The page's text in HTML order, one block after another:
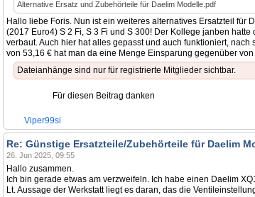
Alternative Ersatz und Zubehörteile für Daelim Modelle.pdf
Hallo liebe Foris. Nun ist ein weiteres alternatives Ersatzteil für
(2017 Euro4) S 2 Fi, S 3 Fi und S 300! Der Kollege janben
verbaut. Auch hier hat alles gepasst und auch funktioniert,
von 53,16 € hat man da eine Menge Einsparung gegenüber
Dateianhänge sind nur für registrierte Mitglieder sichtbar.
Für diesen Beitrag danken
Viper99si
Re: Günstige Ersatzteile/Zubehörteile für Daelim
26. Jun 2025, 09:55
Hallo zusammen.
Ich bin gerade etwas am verzweifeln. Ich habe einen Daelim
Lt. Aussage der Werkstatt liegt es daran, das die